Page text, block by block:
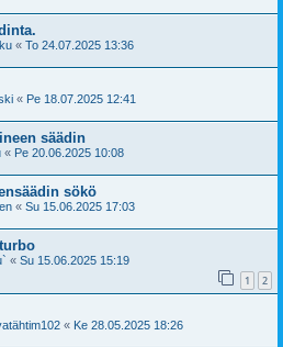
« To 24.07.2025 13:36
« Pe 18.07.2025 12:41
säädin
« Pe 20.06.2025 10:08
sökö
« Su 15.06.2025 17:03
« Su 15.06.2025 15:19
1 2
« Ke 28.05.2025 18:26